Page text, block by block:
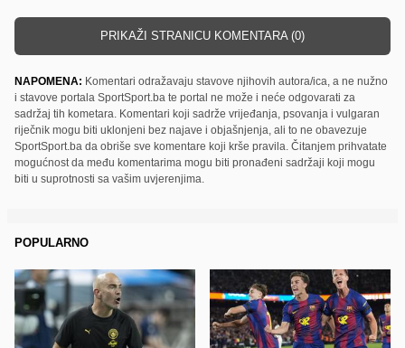
PRIKAŽI STRANICU KOMENTARA (0)
NAPOMENA: Komentari odražavaju stavove njihovih autora/ica, a ne nužno
i stavove portala SportSport.ba te portal ne može i neće odgovarati za
sadržaj tih kometara. Komentari koji sadrže vrijeđanja, psovanja i vulgaran
riječnik mogu biti uklonjeni bez najave i objašnjenja, ali to ne obavezuje
SportSport.ba da obriše sve komentare koji krše pravila. Čitanjem prihvatate
mogućnost da među komentarima mogu biti pronađeni sadržaji koji mogu
biti u suprotnosti sa vašim uvjerenjima.
POPULARNO